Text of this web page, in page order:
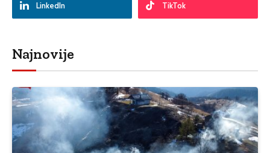
LinkedIn TikTok
Najnovije